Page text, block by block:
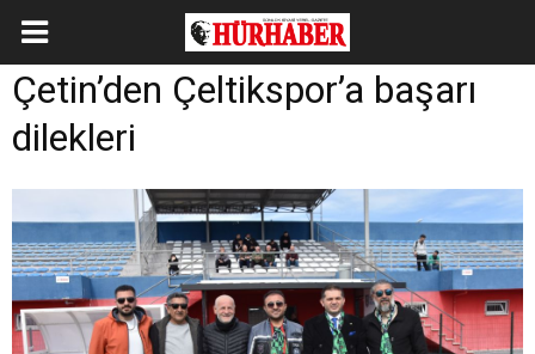
Çetin’den Çeltikspor’a başarı
dilekleri